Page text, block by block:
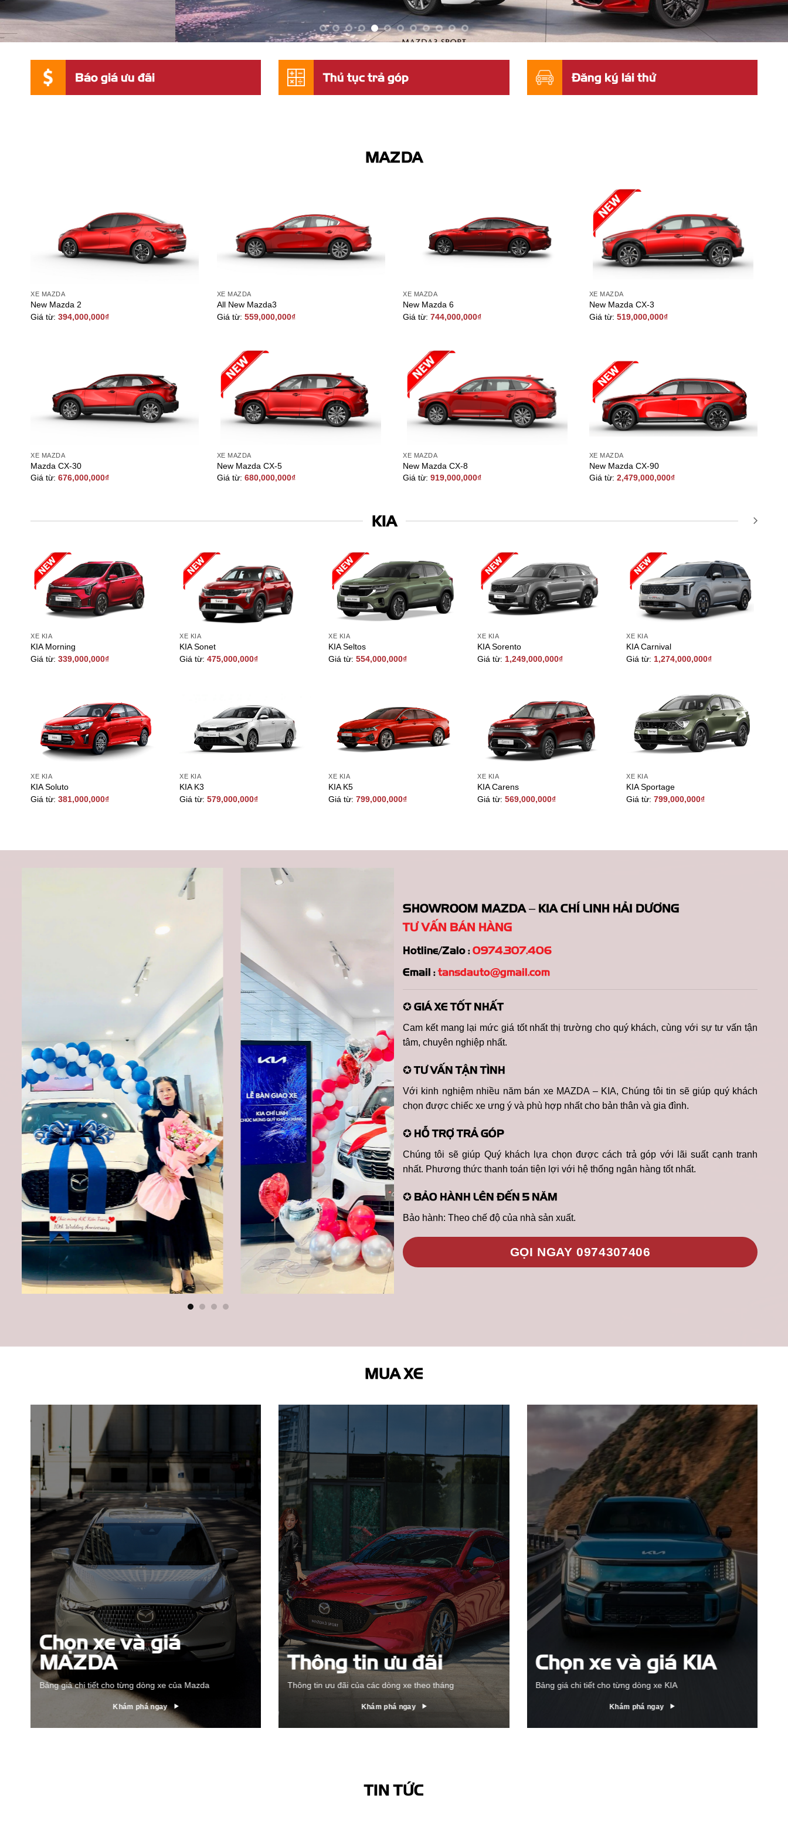
Báo giá ưu đãi Thủ tục trả góp Đăng ký lái thử
MAZDA
XE MAZDA
New Mazda 2
Giá từ: 394,000,000₫
XE MAZDA
All New Mazda3
Giá từ: 559,000,000₫
XE MAZDA
New Mazda 6
Giá từ: 744,000,000₫
XE MAZDA
New Mazda CX-3
Giá từ: 519,000,000₫
XE MAZDA
Mazda CX-30
Giá từ: 676,000,000₫
XE MAZDA
New Mazda CX-5
Giá từ: 680,000,000₫
XE MAZDA
New Mazda CX-8
Giá từ: 919,000,000₫
XE MAZDA
New Mazda CX-90
Giá từ: 2,479,000,000₫
KIA
XE KIA
KIA Morning
Giá từ: 339,000,000₫
XE KIA
KIA Sonet
Giá từ: 475,000,000₫
XE KIA
KIA Seltos
Giá từ: 554,000,000₫
XE KIA
KIA Sorento
Giá từ: 1,249,000,000₫
XE KIA
KIA Carnival
Giá từ: 1,274,000,000₫
XE KIA
KIA Soluto
Giá từ: 381,000,000₫
XE KIA
KIA K3
Giá từ: 579,000,000₫
XE KIA
KIA K5
Giá từ: 799,000,000₫
XE KIA
KIA Carens
Giá từ: 569,000,000₫
XE KIA
KIA Sportage
Giá từ: 799,000,000₫
SHOWROOM MAZDA – KIA CHÍ LINH HẢI DƯƠNG
TƯ VẤN BÁN HÀNG
Hotline/Zalo :0974.307.406
Email :tansdauto@gmail.com
✪ GIÁ XE TỐT NHẤT
Cam kết mang lại mức giá tốt nhất thị trường cho quý khách, cùng với sự tư vấn tận
tâm, chuyên nghiệp nhất.
✪ TƯ VẤN TẬN TÌNH
Với kinh nghiệm nhiều năm bán xe MAZDA – KIA, Chúng tôi tin sẽ giúp quý khách
chọn được chiếc xe ưng ý và phù hợp nhất cho bản thân và gia đình.
✪ HỖ TRỢ TRẢ GÓP
Chúng tôi sẽ giúp Quý khách lựa chọn được cách trả góp với lãi suất cạnh tranh
nhất. Phương thức thanh toán tiện lợi với hệ thống ngân hàng tốt nhất.
✪ BẢO HÀNH LÊN ĐẾN 5 NĂM
Bảo hành: Theo chế độ của nhà sản xuất.
GỌI NGAY 0974307406
MUA XE
Chọn xe và giá
MAZDA
Bảng giá chi tiết cho từng dòng xe của Mazda
Khám phá ngay
Thông tin ưu đãi
Thông tin ưu đãi của các dòng xe theo tháng
Khám phá ngay
Chọn xe và giá KIA
Bảng giá chi tiết cho từng dòng xe KIA
Khám phá ngay
TIN TỨC